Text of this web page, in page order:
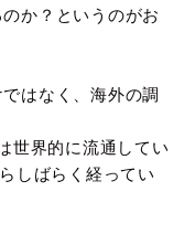
か？というのがお
はなく、海外の調
世界的に流通してい
しばらく経ってい